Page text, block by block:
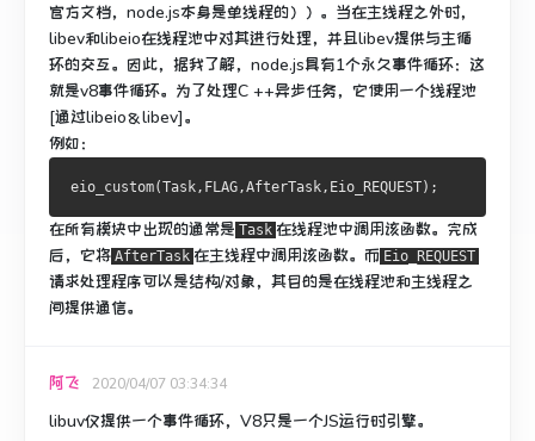
官方文档，node.js本身是单线程的））。 当在主线程之外时，
libev和libeio在线程池中对其进行处理，并且libev提供与主循
环的交互。 因此，据我了解，node.js具有1个永久事件循环：这
就是v8事件循环。 为了处理C ++异步任务，它使用一个线程池
[通过libeio＆libev]。
例如：
在所有模块中出现的通常是 Task 在线程池中调用该函数。 完成
后，它将 AfterTask 在主线程中调用该函数。 而 Eio_REQUEST
请求处理程序可以是结构/对象，其目的是在线程池和主线程之
间提供通信。
阿飞 2020/04/07 03:34:34
libuv仅提供一个事件循环，V8只是一个JS运行时引擎。